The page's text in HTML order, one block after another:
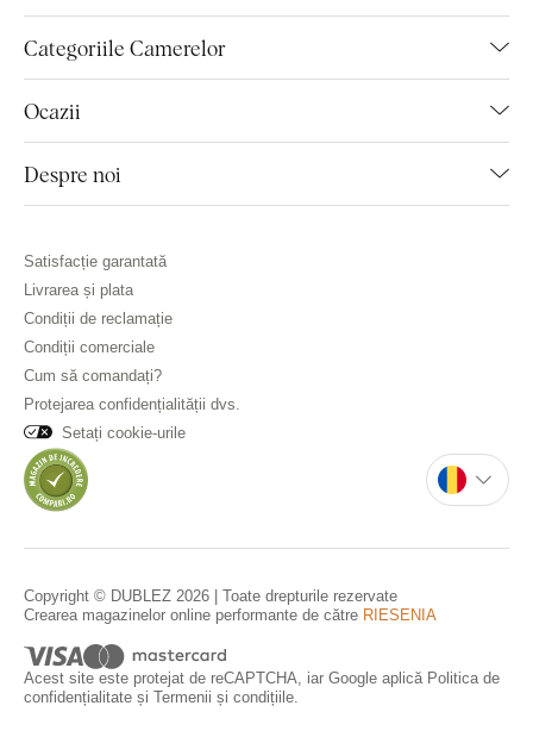
Categoriile Camerelor
Ocazii
Despre noi
Satisfacție garantată
Livrarea și plata
Condiții de reclamație
Condiții comerciale
Cum să comandați?
Protejarea confidențialității dvs.
Setați cookie-urile
Copyright © DUBLEZ 2026 | Toate drepturile rezervate
Crearea magazinelor online performante de către RIESENIA
Acest site este protejat de reCAPTCHA, iar Google aplică Politica de
confidențialitate și Termenii și condițiile